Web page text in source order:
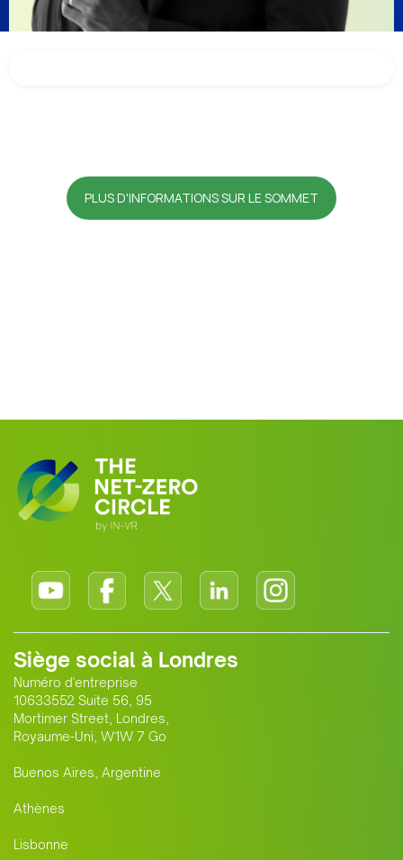
PLUS D'INFORMATIONS SUR LE SOMMET
Siège social à Londres
Numéro d'entreprise
10633552 Suite 56, 95
Mortimer Street, Londres,
Royaume-Uni, W1W 7 Go
Buenos Aires, Argentine
Athènes
Lisbonne